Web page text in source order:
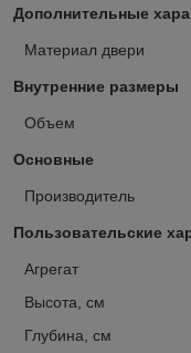
Дополнительные
Материал двери
Внутренние размеры
Объем
Основные
Производитель
Пользовательские
Агрегат
Высота, см
Глубина, см